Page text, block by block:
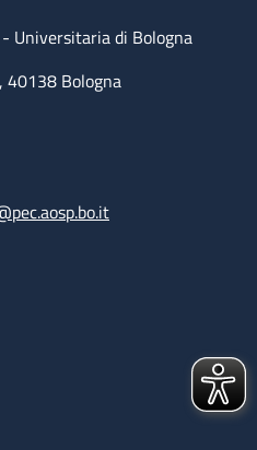
- Universitaria di Bologna
40138 Bologna